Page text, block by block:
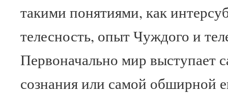
такими понятиями, как
телесность, опыт Чуждого и
Первоначально мир выступает
сознания или самой обширной